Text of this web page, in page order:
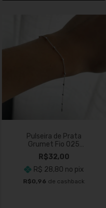
Pulseira de Prata
Grumet Fio 025
Bolinhas 2mm
R$32,00
R$ 28,80 no pix
R$0,96 de cashback